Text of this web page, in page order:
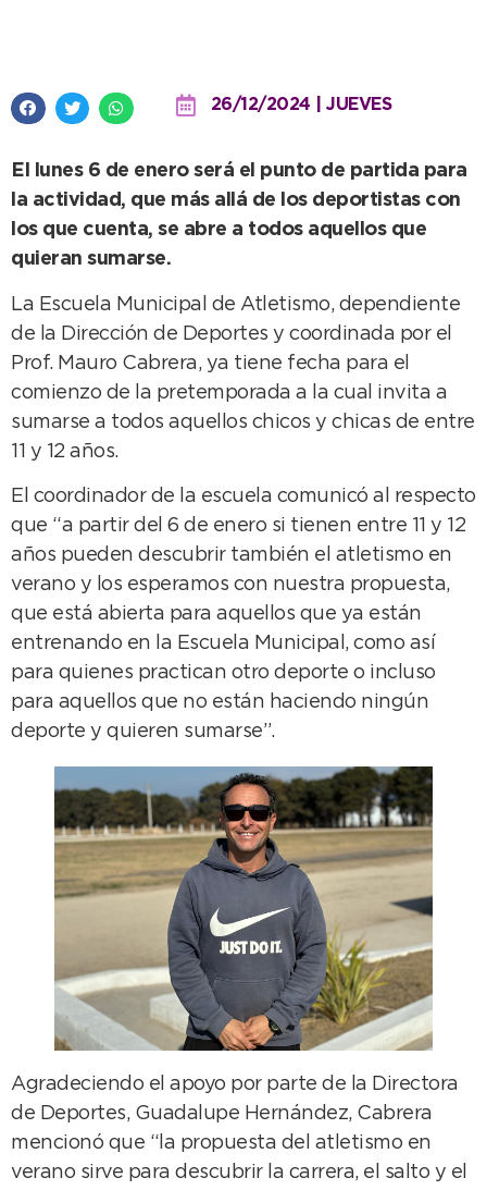
26/12/2024 | JUEVES
El lunes 6 de enero será el punto de partida para
la actividad, que más allá de los deportistas con
los que cuenta, se abre a todos aquellos que
quieran sumarse.
La Escuela Municipal de Atletismo, dependiente
de la Dirección de Deportes y coordinada por el
Prof. Mauro Cabrera, ya tiene fecha para el
comienzo de la pretemporada a la cual invita a
sumarse a todos aquellos chicos y chicas de entre
11 y 12 años.
El coordinador de la escuela comunicó al respecto
que “a partir del 6 de enero si tienen entre 11 y 12
años pueden descubrir también el atletismo en
verano y los esperamos con nuestra propuesta,
que está abierta para aquellos que ya están
entrenando en la Escuela Municipal, como así
para quienes practican otro deporte o incluso
para aquellos que no están haciendo ningún
deporte y quieren sumarse”.
Agradeciendo el apoyo por parte de la Directora
de Deportes, Guadalupe Hernández, Cabrera
mencionó que “la propuesta del atletismo en
verano sirve para descubrir la carrera, el salto y el